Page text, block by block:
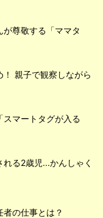
尊敬する「ママタ
親子で観察しながら
マートタグが入る
る2歳児...かんしゃく
者の仕事とは？